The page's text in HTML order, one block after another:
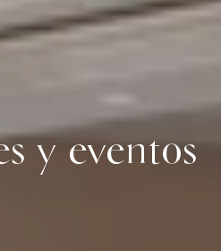
y eventos